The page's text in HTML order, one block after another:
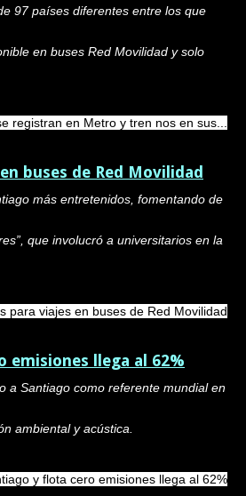
97 países diferentes entre los que
en buses Red Movilidad y solo
registran en Metro y tren nos en sus...
buses de Red Movilidad
más entretenidos, fomentando de
que involucró a universitarios en la
para viajes en buses de Red Movilidad
emisiones llega al 62%
a Santiago como referente mundial en
ambiental y acústica.
y flota cero emisiones llega al 62%